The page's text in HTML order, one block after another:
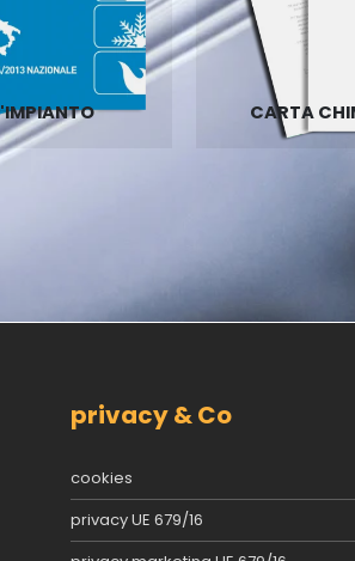
CARTA
privacy & Co
cookies
privacy UE 679/16